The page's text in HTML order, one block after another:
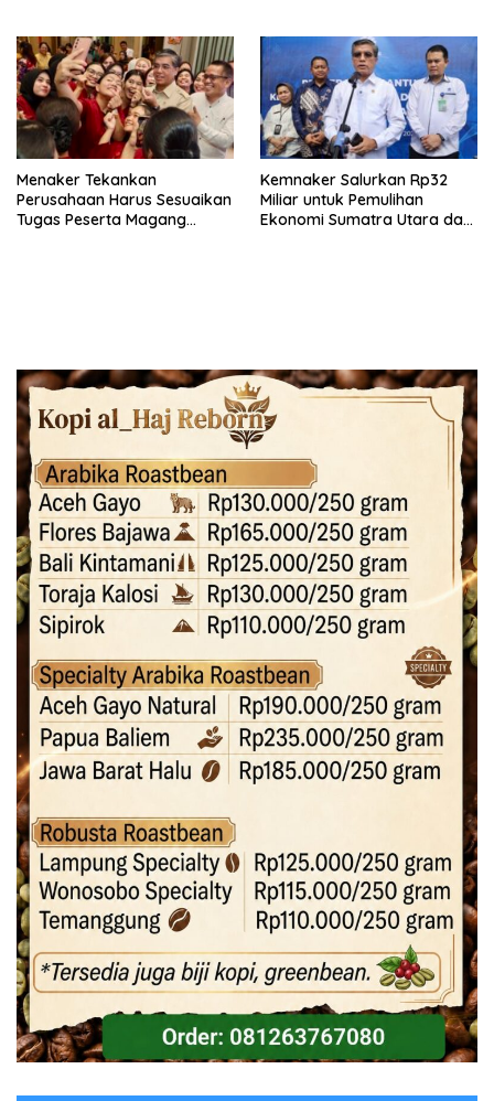
Menaker Tekankan
Perusahaan Harus Sesuaikan
Tugas Peserta Magang
Kemnaker Salurkan Rp32
Miliar untuk Pemulihan
Ekonomi Sumatra Utara dan